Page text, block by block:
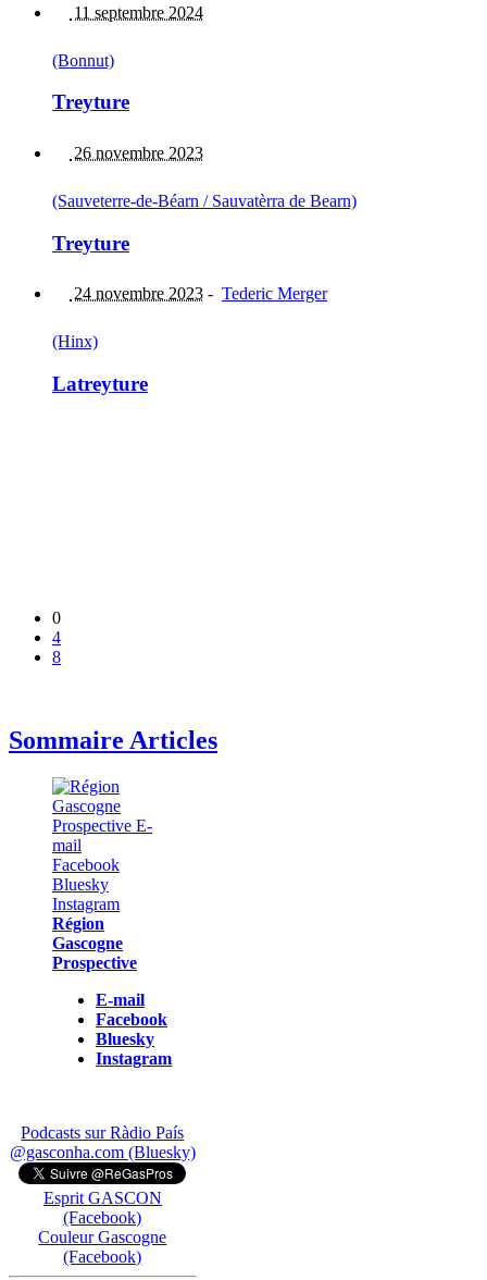
11 septembre 2024
(Bonnut)
Treyture
26 novembre 2023
(Sauveterre-de-Béarn / Sauvatèrra de Bearn)
Treyture
24 novembre 2023 - Tederic Merger
(Hinx)
Latreyture
0
4
8
Sommaire Articles
Région
Gascogne
Prospective
E-mail
Facebook
Bluesky
Instagram
Podcasts sur Ràdio País
@gasconha.com (Bluesky)
Esprit GASCON
(Facebook)
Couleur Gascogne
(Facebook)